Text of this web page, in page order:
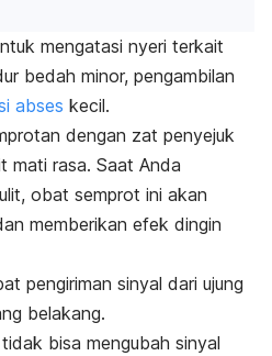
mengatasi nyeri terkait
bedah minor, pengambilan
abses kecil.
dengan zat penyejuk
mati rasa. Saat Anda
obat semprot ini akan
memberikan efek dingin
pengiriman sinyal dari ujung
belakang.
bisa mengubah sinyal